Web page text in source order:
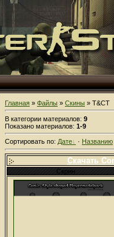
Главная » Файлы » Скины » T&CT
В категории материалов: 9
Показано материалов: 1-9
Сортировать по: Дате · Названию
Скачать
Скрин